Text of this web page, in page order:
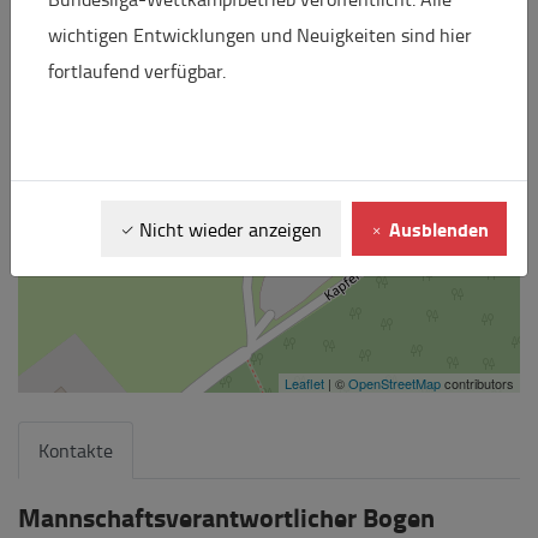
Leaflet | ©OpenStreetMapcontributors
Kontakte
Mannschaftsverantwortlicher Bogen
wichtigen Entwicklungen und Neuigkeiten sind hier
fortlaufend verfügbar.
Nicht wieder anzeigen Ausblenden